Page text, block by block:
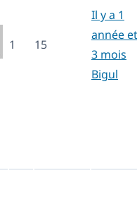
1 15
Il y a 1
année et
3 mois
Bigul